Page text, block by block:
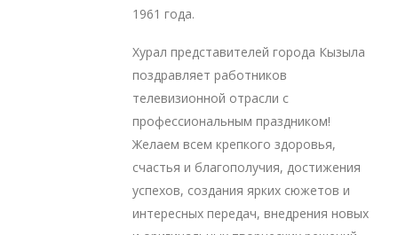
1961 года.
Хурал представителей города Кызыла
поздравляет работников
телевизионной отрасли с
профессиональным праздником!
Желаем всем крепкого здоровья,
счастья и благополучия, достижения
успехов, создания ярких сюжетов и
интересных передач, внедрения новых